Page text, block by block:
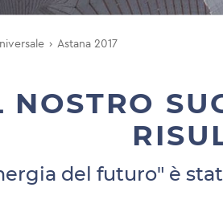
Astana 2017
NOSTRO
del futuro" è